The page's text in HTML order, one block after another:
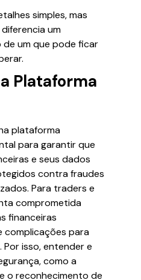
simples, mas
um
um que pode ficar
Plataforma
plataforma
para garantir que
e seus dados
contra fraudes
Para traders e
comprometida
financeiras
complicações para
isso, entender e
como a
o reconhecimento de